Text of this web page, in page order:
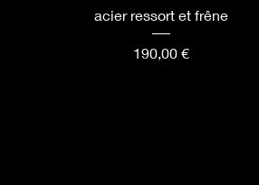
acier ressort et frêne
Prix
190,00 €